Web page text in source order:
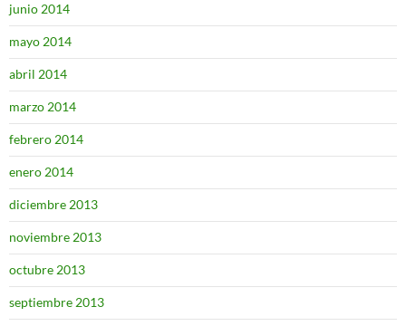
junio 2014
mayo 2014
abril 2014
marzo 2014
febrero 2014
enero 2014
diciembre 2013
noviembre 2013
octubre 2013
septiembre 2013